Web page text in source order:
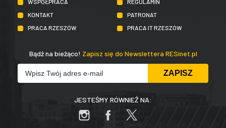
WSPÓŁPRACA
REGULAMIN
KONTAKT
PATRONAT
PRACA RZESZÓW
PRACA IT RZESZÓW
Bądź na bieżąco! Zapisz się do Newslettera RESinet.pl
JESTEŚMY RÓWNIEŻ NA: